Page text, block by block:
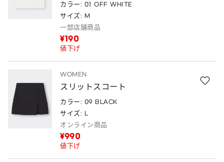
カラー: 01 OFF WHITE
サイズ: M
一部店舗商品
¥190
値下げ
WOMEN
スリットスコート
カラー: 09 BLACK
サイズ: L
オンライン商品
¥990
値下げ